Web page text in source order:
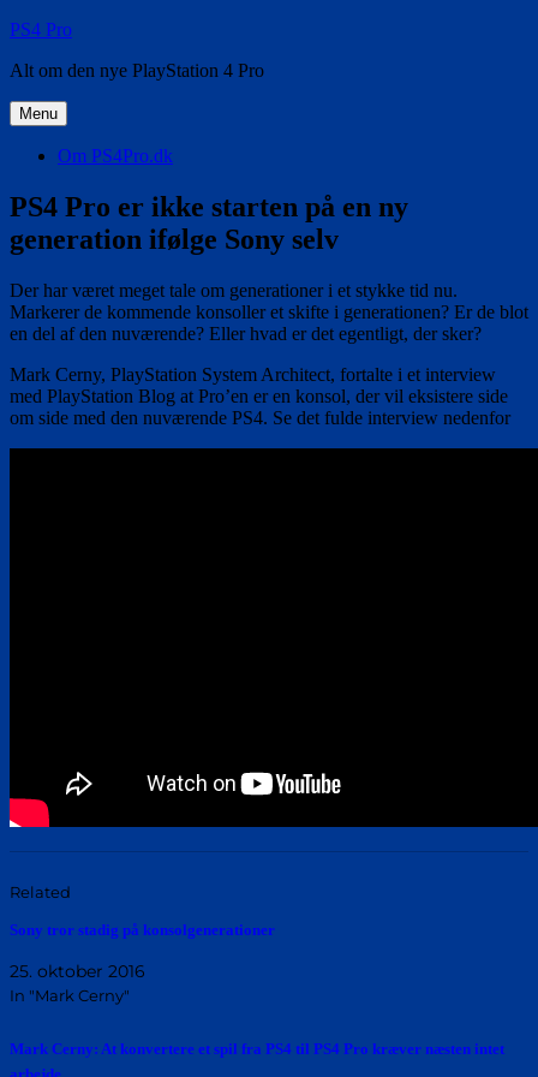
Videre
indhold
PS4 Pro
Alt om den nye PlayStation 4 Pro
Menu
Om PS4Pro.dk
PS4 Pro er ikke starten på en ny
generation ifølge Sony selv
Der har været meget tale om generationer i et stykke tid nu.
Markerer de kommende konsoller et skifte i generationen? Er de blot
en del af den nuværende? Eller hvad er det egentligt, der sker?
Mark Cerny, PlayStation System Architect, fortalte i et interview
med PlayStation Blog at Pro’en er en konsol, der vil eksistere side
om side med den nuværende PS4. Se det fulde interview nedenfor
Related
Sony tror stadig på konsolgenerationer
25. oktober 2016
In "Mark Cerny"
Mark Cerny: At konvertere et spil fra PS4 til PS4 Pro kræver næsten intet